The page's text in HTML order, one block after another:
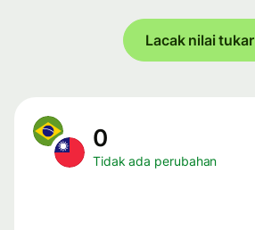
Lacak nilai tukar
0
Tidak ada perubahan